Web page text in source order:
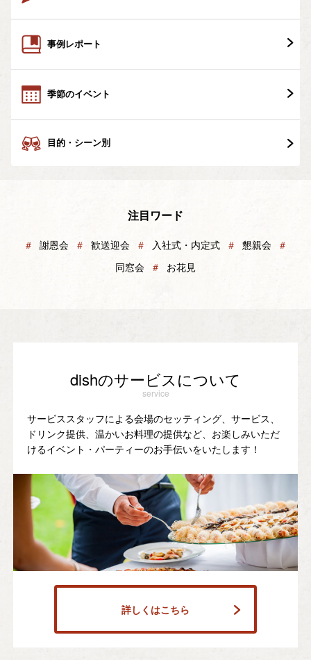
事例レポート
季節のイベント
目的・シーン別
注目ワード
＃ 謝恩会 ＃ 歓送迎会 ＃ 入社式・内定式 ＃ 懇親会 ＃
同窓会 ＃ お花見
dishのサービスについて
service
サービススタッフによる会場のセッティング、サービス、
ドリンク提供、温かいお料理の提供など、お楽しみいただ
けるイベント・パーティーのお手伝いをいたします！
詳しくはこちら